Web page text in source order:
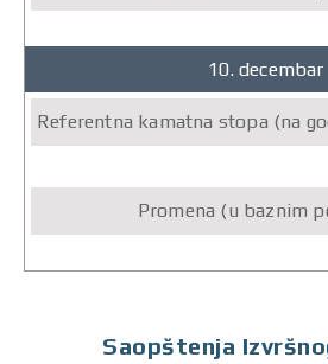
10. decembar
Saopštenja